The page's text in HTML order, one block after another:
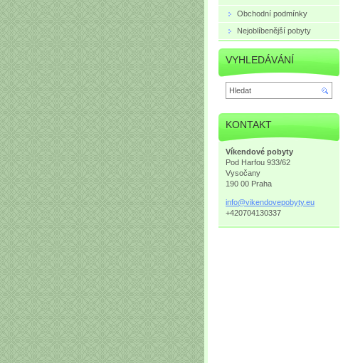
Obchodní podmínky
Nejoblíbenější pobyty
VYHLEDÁVÁNÍ
KONTAKT
Víkendové pobyty
Pod Harfou 933/62
Vysočany
190 00 Praha
info@vikendovepobyty.eu
+420704130337